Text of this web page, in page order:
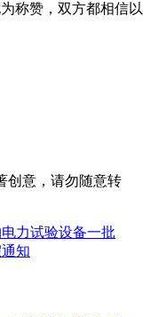
称赞，双方都相信以
创意，请勿随意转
力试验设备一批
知